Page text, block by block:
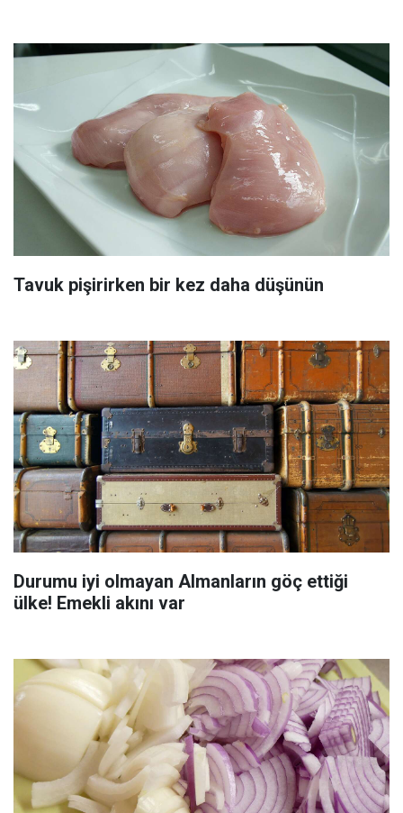
Tavuk pişirirken bir kez daha düşünün
Durumu iyi olmayan Almanların göç ettiği
ülke! Emekli akını var